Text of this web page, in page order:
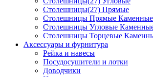
Столешницы(27) Прямые
Столешницы Прямые Каменные
Столешницы Угловые
Столешницы Торцевые
Аксессуары и фурнитура
Рейка и навесы
Посудосушители и лотки
Доводчики